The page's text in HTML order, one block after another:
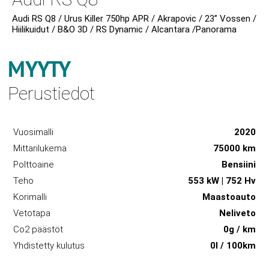
Audi RS Q8 / Urus Killer 750hp APR / Akrapovic / 23” Vossen /
Hiilikuidut / B&O 3D / RS Dynamic / Alcantara /Panorama
MYYTY
Perustiedot
Vuosimalli
2020
Mittarilukema
75000 km
Polttoaine
Bensiini
Teho
553 kW | 752 Hv
Korimalli
Maastoauto
Vetotapa
Neliveto
Co2 päästöt
0g / km
Yhdistetty kulutus
0l / 100km